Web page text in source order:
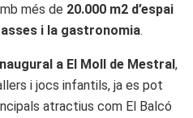
més de 20.000 m2 d’espai
i la gastronomia.
a El Moll de Mestral,
i jocs infantils, ja es pot
atractius com El Balcó